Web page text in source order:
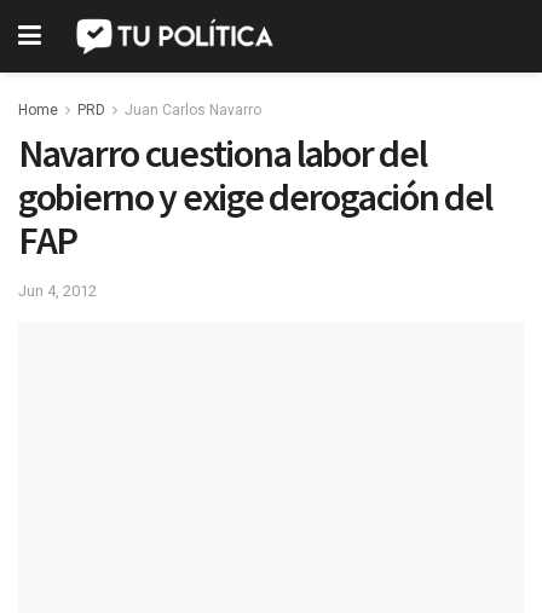
Home PRD Juan Carlos Navarro
Navarro cuestiona labor del
gobierno y exige derogación del
FAP
Jun 4, 2012